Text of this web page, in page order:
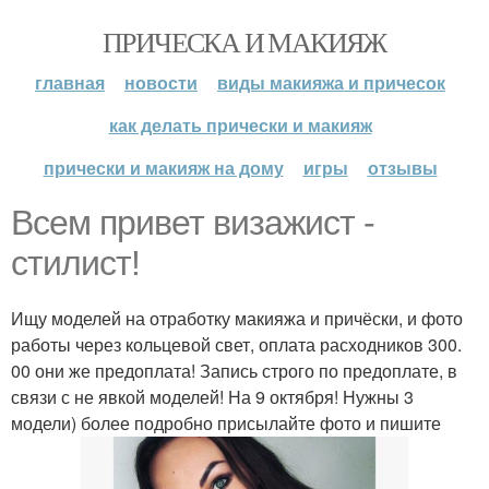
ПРИЧЕСКА И МАКИЯЖ
главная новости
виды макияжа и причесок
как делать прически и макияж
прически и макияж на дому
игры отзывы
Всем привет визажист -
стилист!
Ищу моделей на отработку макияжа и причёски, и фото
работы через кольцевой свет, оплата расходников 300.
00 они же предоплата! Запись строго по предоплате, в
связи с не явкой моделей! На 9 октября! Нужны 3
модели) более подробно присылайте фото и пишите